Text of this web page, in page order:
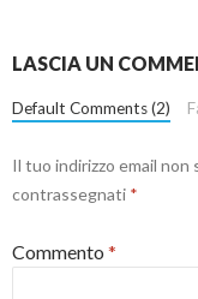
LASCIA UN
Default Comments (2)
Il tuo indirizzo email non
contrassegnati *
Commento *